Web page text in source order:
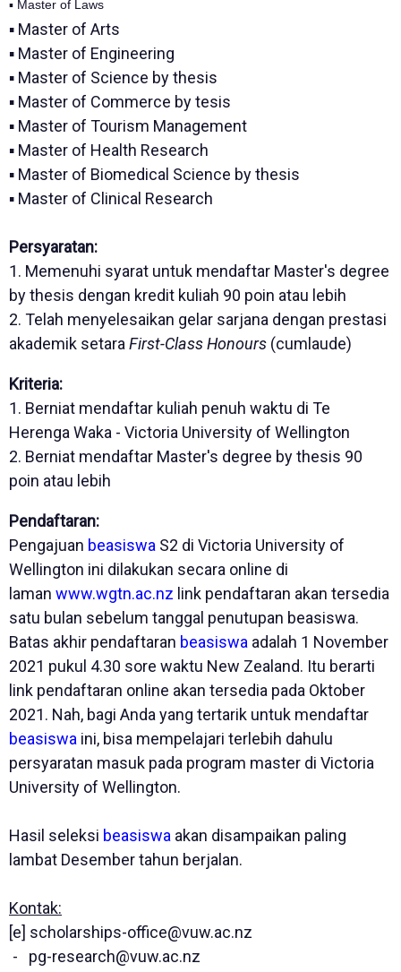
▪ Master of Laws
▪ Master of Arts
▪ Master of Engineering
▪ Master of Science by thesis
▪ Master of Commerce by tesis
▪ Master of Tourism Management
▪ Master of Health Research
▪ Master of Biomedical Science by thesis
▪ Master of Clinical Research
Persyaratan:
1. Memenuhi syarat untuk mendaftar Master's degree
by thesis dengan kredit kuliah 90 poin atau lebih
2. Telah menyelesaikan gelar sarjana dengan prestasi
akademik setara First-Class Honours (cumlaude)
Kriteria:
1. Berniat mendaftar kuliah penuh waktu di Te
Herenga Waka - Victoria University of Wellington
2. Berniat mendaftar Master's degree by thesis 90
poin atau lebih
Pendaftaran:
Pengajuan beasiswa S2 di Victoria University of
Wellington ini dilakukan secara online di
laman www.wgtn.ac.nz link pendaftaran akan tersedia
satu bulan sebelum tanggal penutupan beasiswa.
Batas akhir pendaftaran beasiswa adalah 1 November
2021 pukul 4.30 sore waktu New Zealand. Itu berarti
link pendaftaran online akan tersedia pada Oktober
2021. Nah, bagi Anda yang tertarik untuk mendaftar
beasiswa ini, bisa mempelajari terlebih dahulu
persyaratan masuk pada program master di Victoria
University of Wellington.
Hasil seleksi beasiswa akan disampaikan paling
lambat Desember tahun berjalan.
Kontak:
[e] scholarships-office@vuw.ac.nz
- pg-research@vuw.ac.nz